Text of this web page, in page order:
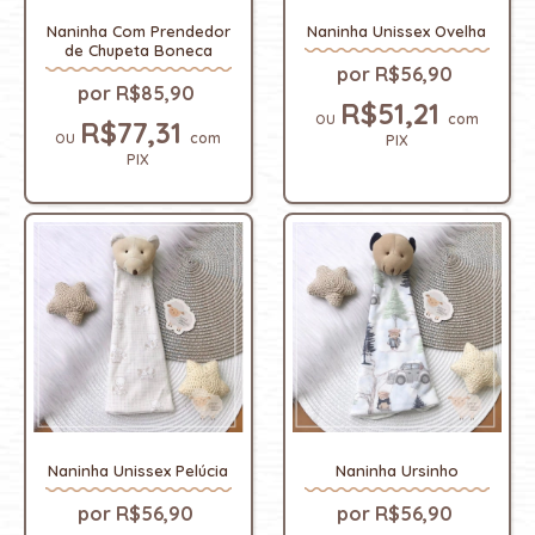
Naninha Com Prendedor
de Chupeta Boneca
R$85,90
R$77,31com
PIX
Naninha Unissex Ovelha
R$56,90
R$51,21 com
PIX
Naninha Unissex Pelúcia
R$56,90
Naninha Ursinho
R$56,90